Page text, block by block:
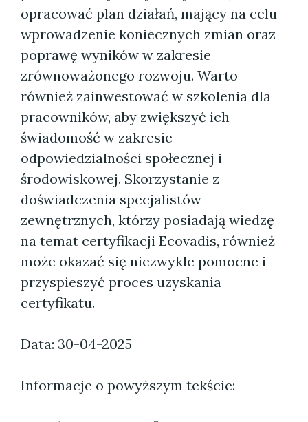
opracować plan działań, mający na celu
wprowadzenie koniecznych zmian oraz
poprawę wyników w zakresie
zrównoważonego rozwoju. Warto
również zainwestować w szkolenia dla
pracowników, aby zwiększyć ich
świadomość w zakresie
odpowiedzialności społecznej i
środowiskowej. Skorzystanie z
doświadczenia specjalistów
zewnętrznych, którzy posiadają wiedzę
na temat certyfikacji Ecovadis, również
może okazać się niezwykle pomocne i
przyspieszyć proces uzyskania
certyfikatu.
Data: 30-04-2025
Informacje o powyższym tekście: